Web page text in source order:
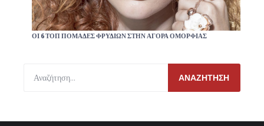
ΟΙ 6 ΤΟΠ ΠΟΜΆΔΕΣ ΦΡΥΔΙΏΝ ΣΤΗΝ ΑΓΟΡΆ ΟΜΟΡΦΙΆΣ
ΑΝΑΖΉΤΗΣΗ